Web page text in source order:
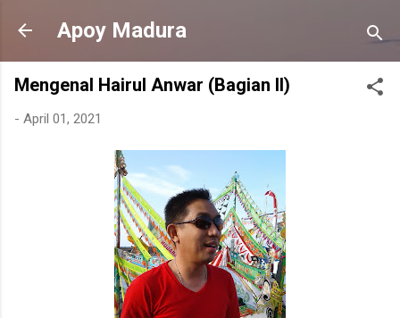
Langsung ke konten utama
Apoy Madura
Mengenal Hairul Anwar (Bagian II)
- April 01, 2021